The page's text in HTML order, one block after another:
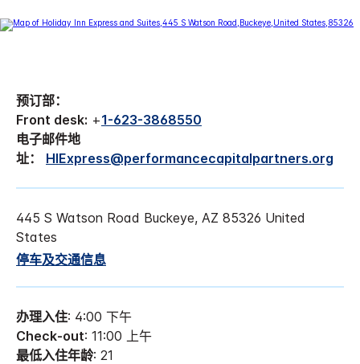
预订部：
Front desk: +1-623-3868550
电子邮件地
址：
HIExpress@performancecapitalpartners.org
445 S Watson Road Buckeye, AZ 85326 United
States
停车及交通信息
办理入住: 4:00 下午
Check-out: 11:00 上午
最低入住年龄: 21